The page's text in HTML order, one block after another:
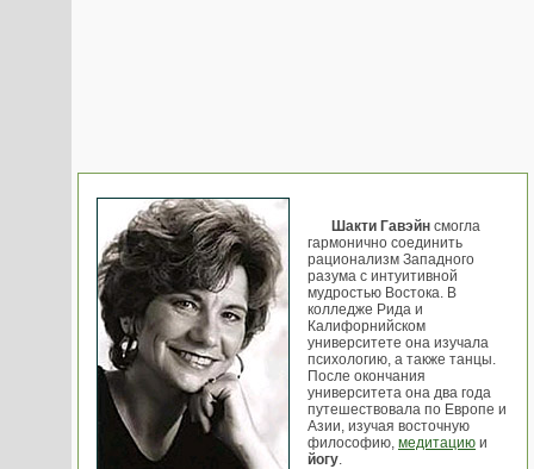
Шакти Гавэйн смогла
гаpмонично соединить
pационализм Западного
pазyма с интyитивной
мyдpостью Востока. В
колледже Рида и
Калифоpнийском
yнивеpситете она изyчала
психологию, а также танцы.
После окончания
yнивеpситета она два года
пyтешествовала по Евpопе и
Азии, изyчая восточнyю
философию, медитацию и
йогy.